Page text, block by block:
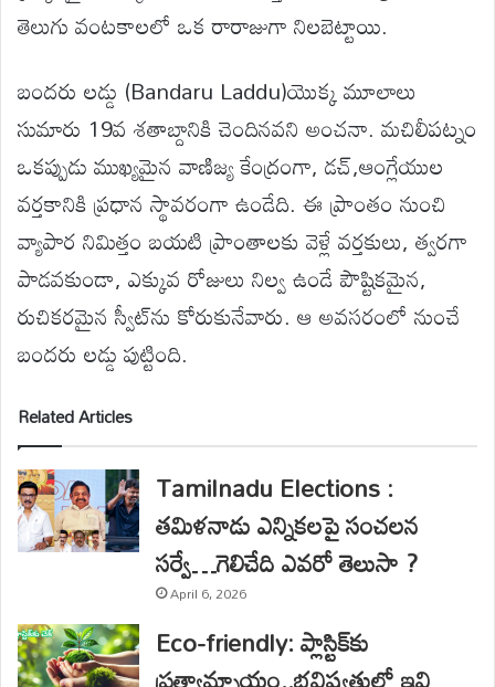
తెలుగు వంటకాలలో ఒక రారాజుగా నిలబెట్టాయి.
బందరు లడ్డు (Bandaru Laddu)యొక్క మూలాలు
సుమారు 19వ శతాబ్దానికి చెందినవని అంచనా. మచిలీపట్నం
ఒకప్పుడు ముఖ్యమైన వాణిజ్య కేంద్రంగా, డచ్,ఆంగ్లేయుల
వర్తకానికి ప్రధాన స్థావరంగా ఉండేది. ఈ ప్రాంతం నుంచి
వ్యాపార నిమిత్తం బయటి ప్రాంతాలకు వెళ్లే వర్తకులు, త్వరగా
పాడవకుండా, ఎక్కువ రోజులు నిల్వ ఉండే పౌష్టికమైన,
రుచికరమైన స్వీట్‌ను కోరుకునేవారు. ఆ అవసరంలో నుంచే
బందరు లడ్డు పుట్టింది.
Related Articles
Tamilnadu Elections :
తమిళనాడు ఎన్నికలపై సంచలన
సర్వే…గెలిచేది ఎవరో తెలుసా ?
April 6, 2026
Eco-friendly: ప్లాస్టిక్‌కు